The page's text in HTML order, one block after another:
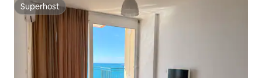
Superhost
Superhost